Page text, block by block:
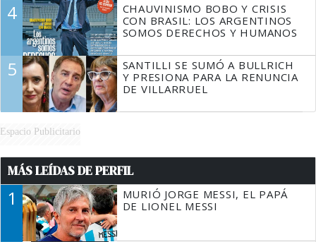
4
CHAUVINISMO BOBO Y CRISIS
CON BRASIL: LOS ARGENTINOS
SOMOS DERECHOS Y HUMANOS
5
SANTILLI SE SUMÓ A BULLRICH
Y PRESIONA PARA LA RENUNCIA
DE VILLARRUEL
Espacio Publicitario
MÁS LEÍDAS DE PERFIL
1
MURIÓ JORGE MESSI, EL PAPÁ
DE LIONEL MESSI